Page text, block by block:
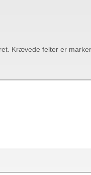
Krævede felter er